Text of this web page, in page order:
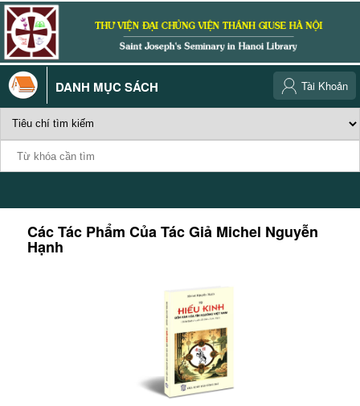
DANH MỤC SÁCH Tài Khoản
Các Tác Phẩm Của Tác Giả Michel Nguyễn
Hạnh